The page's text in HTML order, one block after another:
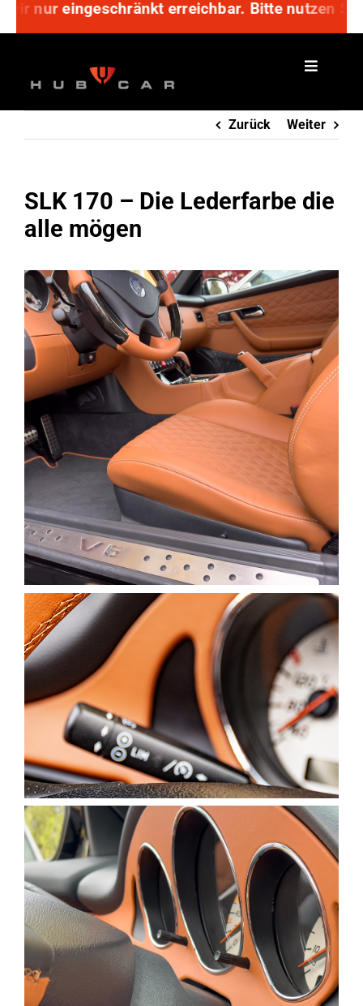
Zum
springen
erreichbar. Bitte nutzen Sie unser
Zurück Weiter
SLK 170 – Die Lederfarbe die
alle mögen